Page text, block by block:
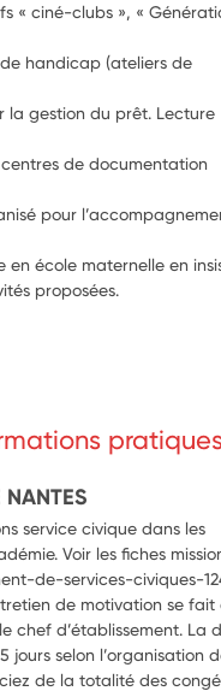
« ciné-clubs », «
handicap (ateliers de
la gestion du prêt. Lecture
de documentation
pour
école maternelle en
proposées.
service civique dans les
Voir les fiches
de-services-civiques-
de motivation se fait
chef d’établissement. La
jours selon l’organisation
de la totalité des